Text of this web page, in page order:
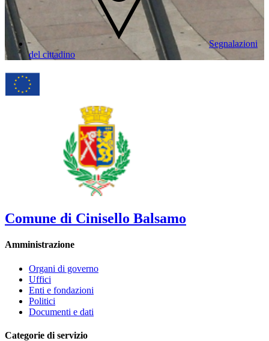
Segnalazioni
del cittadino
Comune di Cinisello Balsamo
Amministrazione
Organi di governo
Uffici
Enti e fondazioni
Politici
Documenti e dati
Categorie di servizio